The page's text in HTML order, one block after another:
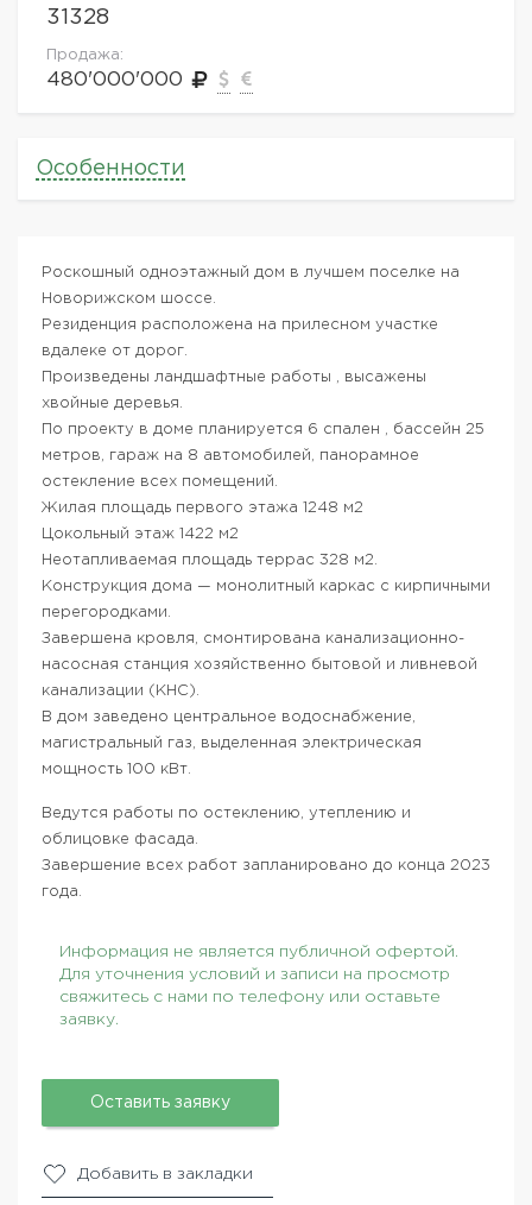
31328
Продажа:
480'000'000
Особенности
Роскошный одноэтажный дом в лучшем поселке на
Новорижском шоссе.
Резиденция расположена на прилесном участке
вдалеке от дорог.
Произведены ландшафтные работы , высажены
хвойные деревья.
По проекту в доме планируется 6 спален , бассейн 25
метров, гараж на 8 автомобилей, панорамное
остекление всех помещений.
Жилая площадь первого этажа 1248 м2
Цокольный этаж 1422 м2
Неотапливаемая площадь террас 328 м2.
Конструкция дома — монолитный каркас с кирпичными
перегородками.
Завершена кровля, смонтирована канализационно-
насосная станция хозяйственно бытовой и ливневой
канализации (КНС).
В дом заведено центральное водоснабжение,
магистральный газ, выделенная электрическая
мощность 100 кВт.
Ведутся работы по остеклению, утеплению и
облицовке фасада.
Завершение всех работ запланировано до конца 2023
года.
Информация не является публичной офертой.
Для уточнения условий и записи на просмотр
свяжитесь с нами по телефону или оставьте
заявку.
Оставить заявку
Добавить в закладки